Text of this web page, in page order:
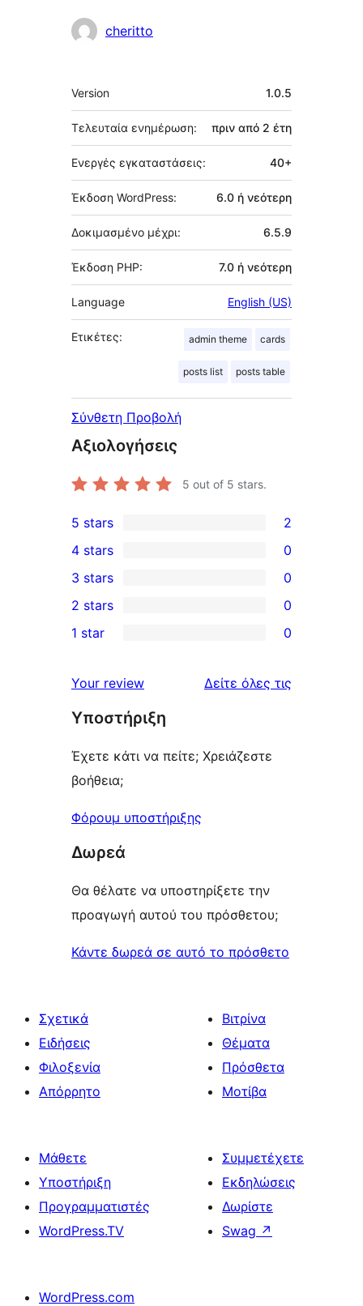
Συντελεστές
cheritto
Μεταστοιχεία
Version 1.0.5
Τελευταία ενημέρωση: πριν από 2 έτη
Ενεργές εγκαταστάσεις: 40+
Έκδοση WordPress: 6.0 ή νεότερη
Δοκιμασμένο μέχρι: 6.5.9
Έκδοση PHP: 7.0 ή νεότερη
Language English (US)
Ετικέτες: admin theme cards
posts list posts table
Σύνθετη Προβολή
Αξιολογήσεις
5 out of 5 stars.
2
5-
star
reviews
5 stars 2
4-
star
reviews
4 stars 0
0
3-
star
3 stars 0
2-
reviews
2 stars 0
star
reviews
1 star 0
Your review Δείτε όλες τις
Υποστήριξη
Έχετε κάτι να πείτε; Χρειάζεστε
βοήθεια;
Φόρουμ υποστήριξης
Δωρεά
Θα θέλατε να υποστηρίξετε την
προαγωγή αυτού του πρόσθετου;
Κάντε δωρεά σε αυτό το πρόσθετο
Σχετικά
Ειδήσεις
Φιλοξενία
Απόρρητο
Βιτρίνα
Θέματα
Πρόσθετα
Μοτίβα
Μάθετε
Υποστήριξη
Προγραμματιστές
WordPress.TV
Συμμετέχετε
Εκδηλώσεις
Δωρίστε
Swag ↗
WordPress.com